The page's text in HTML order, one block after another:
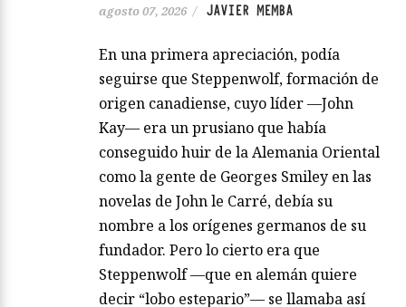
agosto 07, 2026 / JAVIER MEMBA
En una primera apreciación, podía
seguirse que Steppenwolf, formación de
origen canadiense, cuyo líder —John
Kay— era un prusiano que había
conseguido huir de la Alemania Oriental
como la gente de Georges Smiley en las
novelas de John le Carré, debía su
nombre a los orígenes germanos de su
fundador. Pero lo cierto era que
Steppenwolf —que en alemán quiere
decir “lobo estepario”— se llamaba así